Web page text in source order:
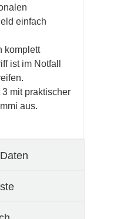
einfach
komplett
ist im Notfall
mit praktischer
aus.